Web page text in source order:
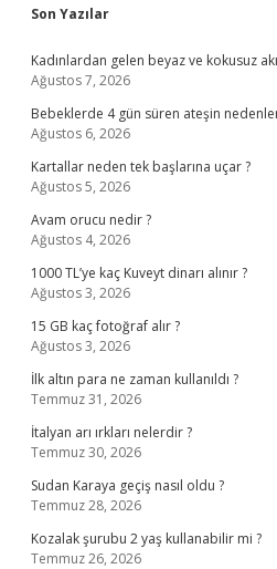
Sidebar
Son Yazılar
Kadınlardan gelen beyaz ve kokusuz
Ağustos 7, 2026
Bebeklerde 4 gün süren ateşin
Ağustos 6, 2026
Kartallar neden tek başlarına uçar ?
Ağustos 5, 2026
Avam orucu nedir ?
Ağustos 4, 2026
1000 TL’ye kaç Kuveyt dinarı alınır ?
Ağustos 3, 2026
15 GB kaç fotoğraf alır ?
Ağustos 3, 2026
İlk altın para ne zaman kullanıldı ?
Temmuz 31, 2026
İtalyan arı ırkları nelerdir ?
Temmuz 30, 2026
Sudan Karaya geçiş nasıl oldu ?
Temmuz 28, 2026
Kozalak şurubu 2 yaş kullanabilir mi ?
Temmuz 26, 2026